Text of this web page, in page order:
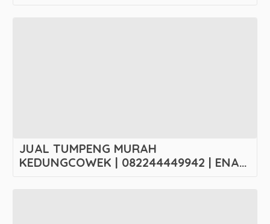
JUAL TUMPENG MURAH
KEDUNGCOWEK | 082244449942 | ENAK